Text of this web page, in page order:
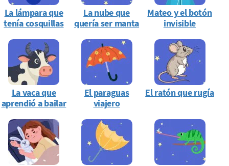
La lámpara que
tenía cosquillas
La nube que
quería ser manta
Mateo y el botón
invisible
La vaca que
aprendió a bailar
El paraguas
viajero
El ratón que rugía